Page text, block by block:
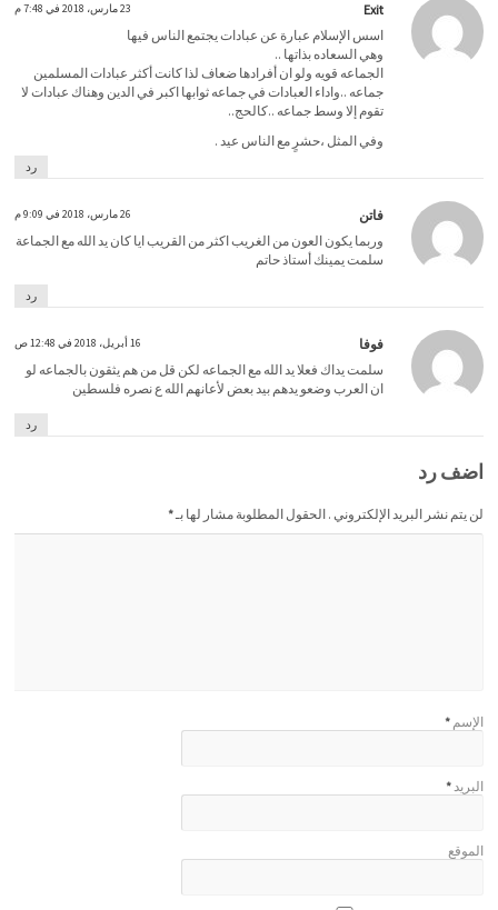
Exit 23 مارس، 2018 في 7:48 م
اسس الإسلام عبارة عن عبادات يجتمع الناس فيها
وهي السعاده بذاتها ..
الجماعه قويه ولو ان أفرادها ضعاف لذا كانت أكثر عبادات المسلمين
جماعه ..واداء العبادات في جماعه ثوابها اكبر في الدين وهناك عبادات لا
تقوم إلا وسط جماعه ..كالحج..
وفي المثل ،حشرٍ مع الناس عيد .
رد
فاتن 26 مارس، 2018 في 9:09 م
وربما يكون العون من الغريب اكثر من القريب ايا كان يد الله مع الجماعة
سلمت يمينك أستاذ حاتم
رد
فوفا 16 أبريل، 2018 في 12:48 ص
سلمت يداك فعلا يد الله مع الجماعه لكن قل من هم يثقون بالجماعه لو
ان العرب وضعو يدهم بيد بعض لأعانهم الله ع نصره فلسطين
رد
اضف رد
لن يتم نشر البريد الإلكتروني . الحقول المطلوبة مشار لها بـ*
الإسم *
البريد*
الموقع